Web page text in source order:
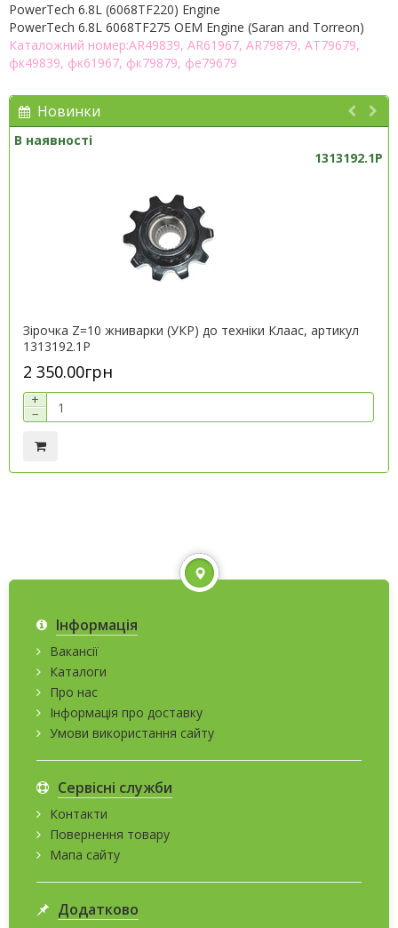
PowerTech 6.8L (6068TF220) Engine
PowerTech 6.8L 6068TF275 OEM Engine (Saran and Torreon)
Каталожний номер:AR49839, AR61967, AR79879, AT79679,
фк49839, фк61967, фк79879, фе79679
Новинки
В наявності
1313192.1P
Зірочка Z=10 жниварки (УКР) до техніки Клаас, артикул
1313192.1P
2 350.00грн
+
−
Інформація
Вакансії
Каталоги
Про нас
Інформація про доставку
Умови використання сайту
Сервісні служби
Контакти
Повернення товару
Мапа сайту
Додатково